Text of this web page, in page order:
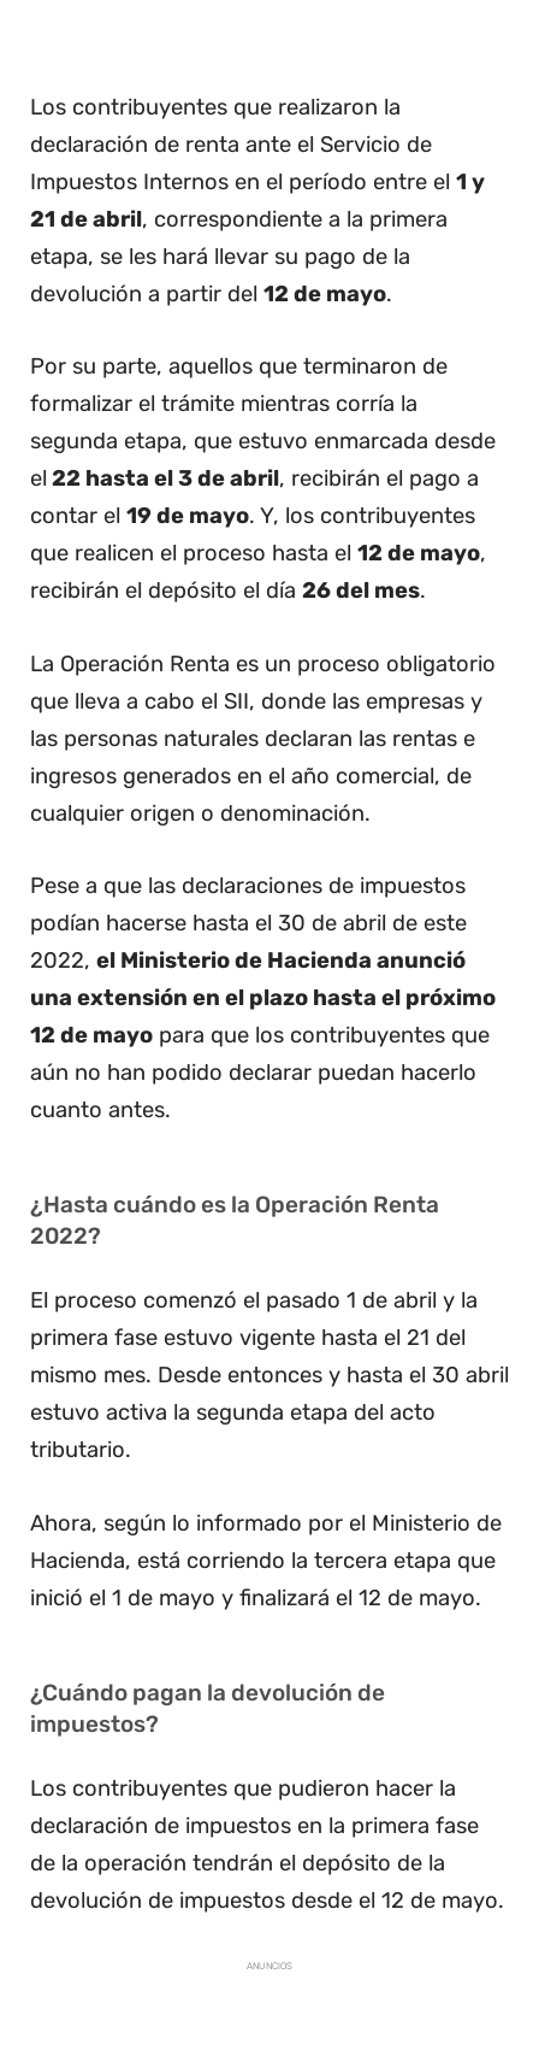
Los contribuyentes que realizaron la
declaración de renta ante el Servicio de
Impuestos Internos en el período entre el 1 y
21 de abril, correspondiente a la primera
etapa, se les hará llevar su pago de la
devolución a partir del 12 de mayo.
Por su parte, aquellos que terminaron de
formalizar el trámite mientras corría la
segunda etapa, que estuvo enmarcada desde
el 22 hasta el 3 de abril, recibirán el pago a
contar el 19 de mayo. Y, los contribuyentes
que realicen el proceso hasta el 12 de mayo,
recibirán el depósito el día 26 del mes.
La Operación Renta es un proceso obligatorio
que lleva a cabo el SII, donde las empresas y
las personas naturales declaran las rentas e
ingresos generados en el año comercial, de
cualquier origen o denominación.
Pese a que las declaraciones de impuestos
podían hacerse hasta el 30 de abril de este
2022, el Ministerio de Hacienda anunció
una extensión en el plazo hasta el próximo
12 de mayo para que los contribuyentes que
aún no han podido declarar puedan hacerlo
cuanto antes.
¿Hasta cuándo es la Operación Renta
2022?
El proceso comenzó el pasado 1 de abril y la
primera fase estuvo vigente hasta el 21 del
mismo mes. Desde entonces y hasta el 30 abril
estuvo activa la segunda etapa del acto
tributario.
Ahora, según lo informado por el Ministerio de
Hacienda, está corriendo la tercera etapa que
inició el 1 de mayo y finalizará el 12 de mayo.
¿Cuándo pagan la devolución de
impuestos?
Los contribuyentes que pudieron hacer la
declaración de impuestos en la primera fase
de la operación tendrán el depósito de la
devolución de impuestos desde el 12 de mayo.
ANUNCIOS